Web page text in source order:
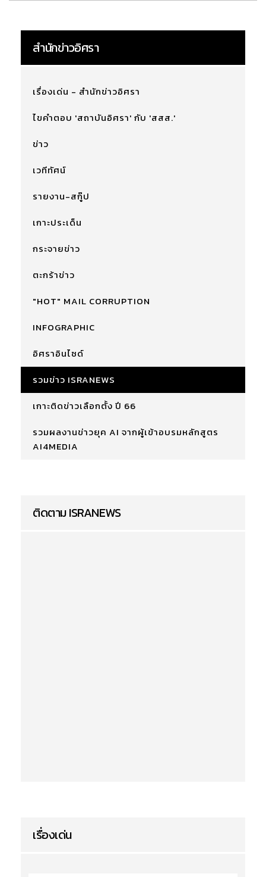
สำนักข่าวอิศรา
เรื่องเด่น - สำนักข่าวอิศรา
ไขคำตอบ 'สถาบันอิศรา' กับ 'สสส.'
ข่าว
เวทีทัศน์
รายงาน-สกู๊ป
เกาะประเด็น
กระจายข่าว
ตะกร้าข่าว
"HOT" MAIL CORRUPTION
INFOGRAPHIC
อิศราอินไซด์
รวมข่าว ISRANEWS
เกาะติดข่าวเลือกตั้ง ปี 66
รวมผลงานข่าวยุค AI จากผู้เข้าอบรมหลักสูตร
AI4MEDIA
ติดตาม ISRANEWS
เรื่องเด่น